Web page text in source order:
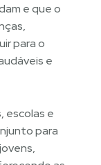
e que o
para o
e
escolas e
para